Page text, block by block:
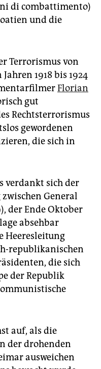
di combattimento)
und die
Terrorismus von
1918 bis 1924
Florian
gut
Rechtsterrorismus
gewordenen
die sich in
verdankt sich der
General
der Ende Oktober
absehbar
Heeresleitung
republikanischen
die sich
der Republik
auf, als die
der drohenden
ausweichen